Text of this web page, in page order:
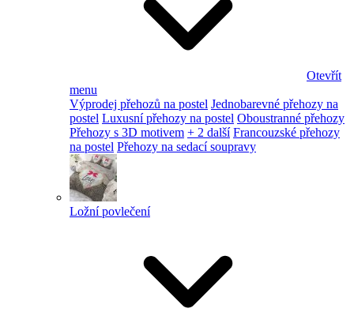
Otevřít
menu
Výprodej přehozů na postel Jednobarevné přehozy na
postel Luxusní přehozy na postel Oboustranné přehozy
Přehozy s 3D motivem + 2 další Francouzské přehozy
na postel Přehozy na sedací soupravy
Ložní povlečení